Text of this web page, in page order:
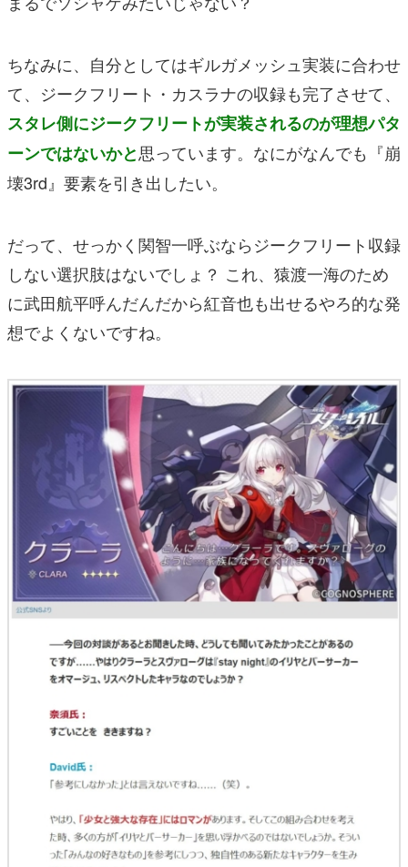
ちなみに、自分としてはギルガメッシュ実装に合わせ
て、ジークフリート・カスラナの収録も完了させて、
スタレ側にジークフリートが実装されるのが理想パタ
ーンではないかと思っています。なにがなんでも 『崩
壊3rd』 要素を引き出したい。
だって、せっかく関智一呼ぶならジークフリート収録
しない選択肢はないでしょ？ これ、猿渡一海のため
に武田航平呼んだんだから紅音也も出せるやろ的な発
想でよくないですね。